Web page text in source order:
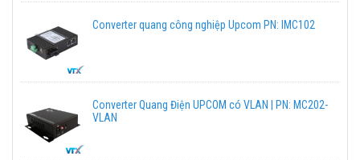
Converter quang công nghiệp Upcom PN: IMC102
Converter Quang Điện UPCOM có VLAN | PN: MC202-
VLAN